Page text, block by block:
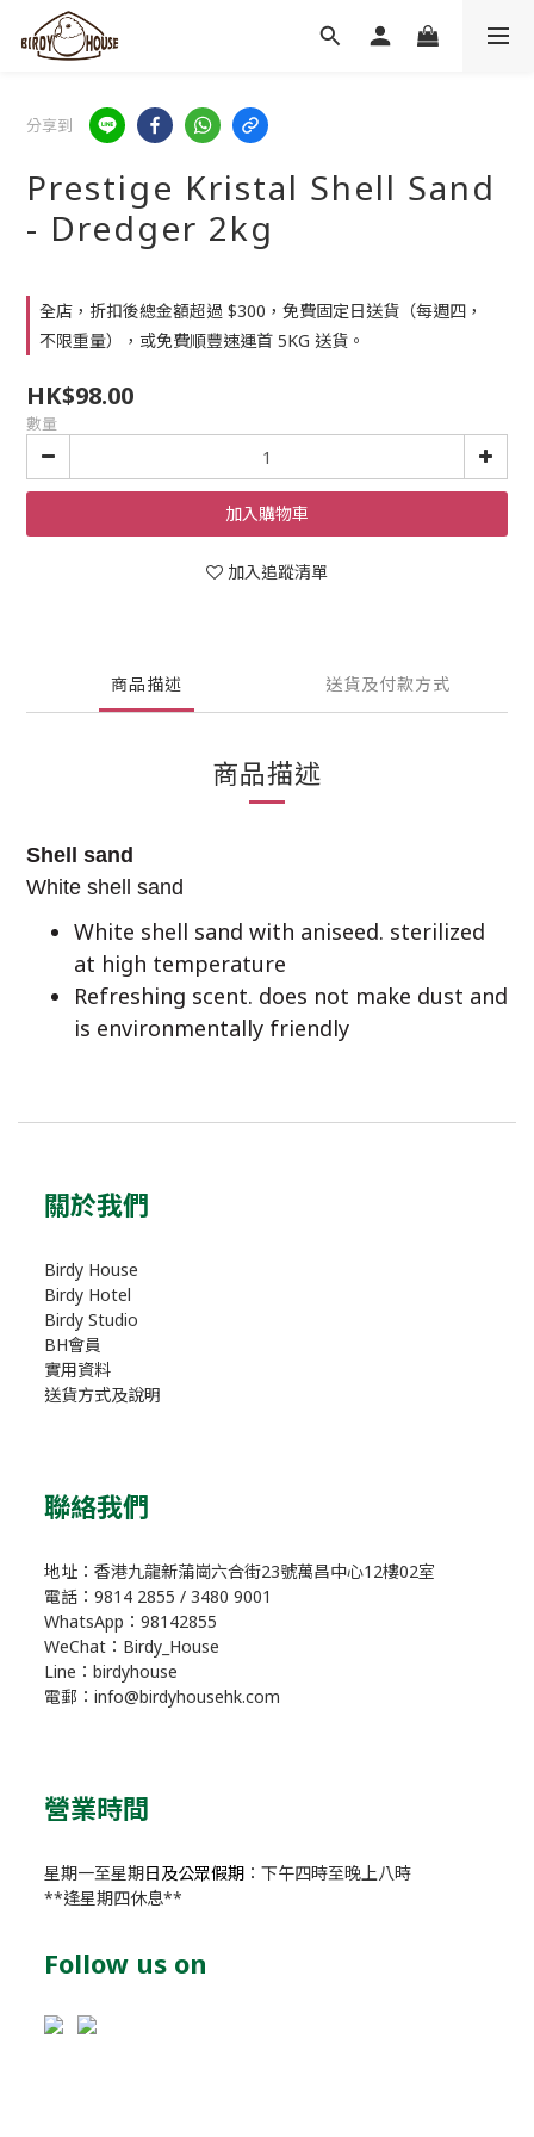
分享到
Prestige Kristal Shell Sand
- Dredger 2kg
全店，折扣後總金額超過 $300，免費固定日送貨（每週四，
不限重量），或免費順豐速運首 5KG 送貨。
HK$98.00
數量
加入購物車
加入追蹤清單
商品描述 送貨及付款方式
商品描述
Shell sand
White shell sand
White shell sand with aniseed. sterilized
at high temperature
Refreshing scent. does not make dust and
is environmentally friendly
關於我們
Birdy House
Birdy Hotel
Birdy Studio
BH會員
實用資料
送貨方式及說明
聯絡我們
地址：香港九龍新蒲崗六合街23號萬昌中心12樓02室
電話：9814 2855 / 3480 9001
WhatsApp：98142855
WeChat：Birdy_House
Line：birdyhouse
電郵：info@birdyhousehk.com
營業時間
星期一至星期日及公眾假期 ：下午四時至晚上八時
**逢星期四休息**
Follow us on